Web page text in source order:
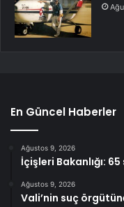
En Güncel Haberler
Ağustos 9, 2026
İçişleri Bakanlığı:
Ağustos 9, 2026
Vali’nin suç